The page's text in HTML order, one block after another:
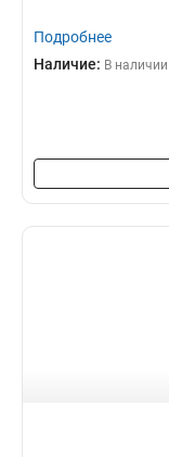
Подробнее
Наличие: В наличии